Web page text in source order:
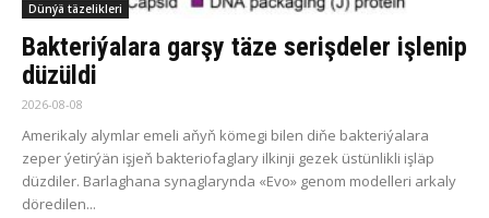
Dünýä täzelikleri
Bakteriýalara garşy täze serişdeler işlenip
düzüldi
2026-08-08
Amerikaly alymlar emeli aňyň kömegi bilen diňe bakteriýalara
zeper ýetirýän işjeň bakteriofaglary ilkinji gezek üstünlikli işläp
düzdiler. Barlaghana synaglarynda «Evo» genom modelleri arkaly
döredilen...